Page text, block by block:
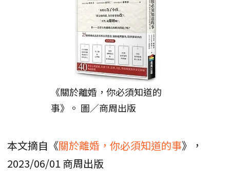
《關於離婚，你必須知道的
事》。 圖／商周出版
本文摘自《關於離婚，你必須知道的事》，
2023/06/01 商周出版